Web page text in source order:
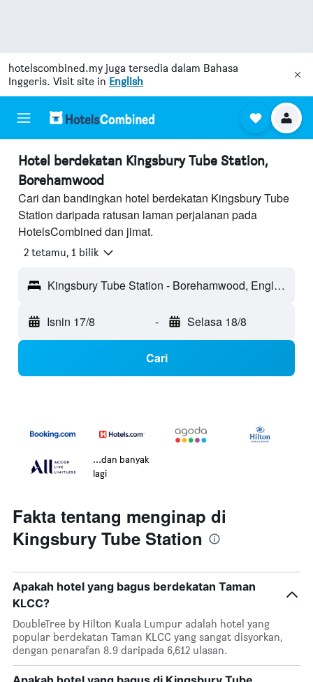
hotelscombined.my juga tersedia dalam Bahasa
Inggeris. Visit site in English
Hotel berdekatan Kingsbury Tube Station,
Borehamwood
Cari dan bandingkan hotel berdekatan Kingsbury Tube
Station daripada ratusan laman perjalanan pada
HotelsCombined dan jimat.
2 tetamu, 1 bilik
Kingsbury Tube Station - Borehamwood, England, United Kingdom
Isnin 17/8 - Selasa 18/8
Cari
...dan banyak
lagi
Fakta tentang menginap di
Kingsbury Tube Station
Apakah hotel yang bagus berdekatan Taman
KLCC?
DoubleTree by Hilton Kuala Lumpur adalah hotel yang
popular berdekatan Taman KLCC yang sangat disyorkan,
dengan penarafan 8.9 daripada 6,612 ulasan.